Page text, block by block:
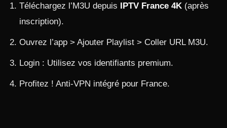
Téléchargez l’M3U depuis IPTV France 4K (après
inscription).
Ouvrez l’app > Ajouter Playlist > Coller URL M3U.
Login : Utilisez vos identifiants premium.
Profitez ! Anti-VPN intégré pour France.